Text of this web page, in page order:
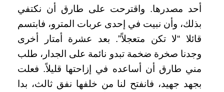
أحد مصدرها. واقترحت على طارق أن نكتفي
بذلك، وأن نبيت في إحدى عربات المترو، فابتسم
قائلا “لا تكن متعجلاً”. بعد عشرة أمتار أخرى
وجدنا صخرة ضخمة تبدو نائمة على الجدار، طلب
مني طارق أن أساعده في إزاحتها قليلاً. فعلت
بجهد جهيد، فانفتح لنا من خلفها نفق ثالث، بدا